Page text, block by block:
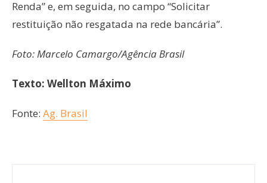
Renda” e, em seguida, no campo “Solicitar
restituição não resgatada na rede bancária”.
Foto: Marcelo Camargo/Agência Brasil
Texto: Wellton Máximo
Fonte: Ag. Brasil